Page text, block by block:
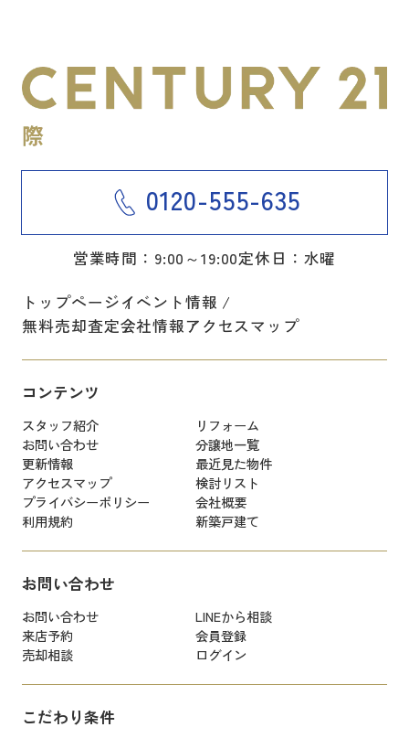
0120-555-635
営業時間：9:00～19:00定休日：水曜
トップページイベント情報
無料売却査定会社情報アクセスマップ
コンテンツ
スタッフ紹介
リフォーム
お問い合わせ
分譲地一覧
更新情報
最近見た物件
アクセスマップ
検討リスト
プライバシーポリシー
会社概要
利用規約
新築戸建て
お問い合わせ
お問い合わせ
LINEから相談
来店予約
会員登録
売却相談
ログイン
こだわり条件